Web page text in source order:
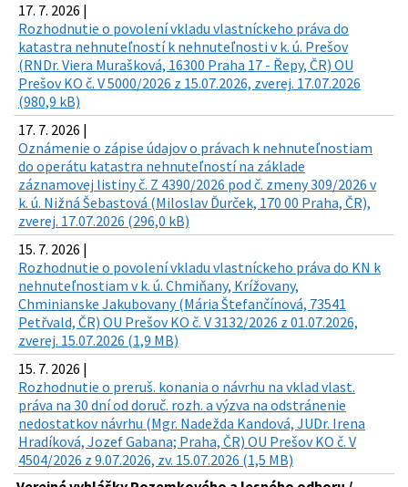
17. 7. 2026 |
Rozhodnutie o povolení vkladu vlastníckeho práva do
katastra nehnuteľností k nehnuteľnosti v k. ú. Prešov
(RNDr. Viera Murašková, 16300 Praha 17 - Řepy, ČR) OU
Prešov KO č. V 5000/2026 z 15.07.2026, zverej. 17.07.2026
(980,9 kB)
17. 7. 2026 |
Oznámenie o zápise údajov o právach k nehnuteľnostiam
do operátu katastra nehnuteľností na základe
záznamovej listiny č. Z 4390/2026 pod č. zmeny 309/2026 v
k. ú. Nižná Šebastová (Miloslav Ďurček, 170 00 Praha, ČR),
zverej. 17.07.2026 (296,0 kB)
15. 7. 2026 |
Rozhodnutie o povolení vkladu vlastníckeho práva do KN k
nehnuteľnostiam v k. ú. Chmiňany, Krížovany,
Chminianske Jakubovany (Mária Štefančínová, 73541
Petřvald, ČR) OU Prešov KO č. V 3132/2026 z 01.07.2026,
zverej. 15.07.2026 (1,9 MB)
15. 7. 2026 |
Rozhodnutie o preruš. konania o návrhu na vklad vlast.
práva na 30 dní od doruč. rozh. a výzva na odstránenie
nedostatkov návrhu (Mgr. Nadežda Kandová, JUDr. Irena
Hradíková, Jozef Gabana; Praha, ČR) OU Prešov KO č. V
4504/2026 z 9.07.2026, zv. 15.07.2026 (1,5 MB)